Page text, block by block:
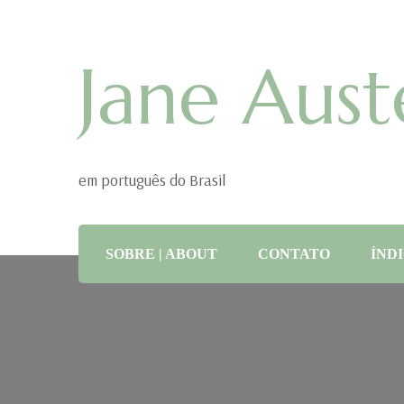
Jane
em português do Brasil
SOBRE | ABOUT CONTATO